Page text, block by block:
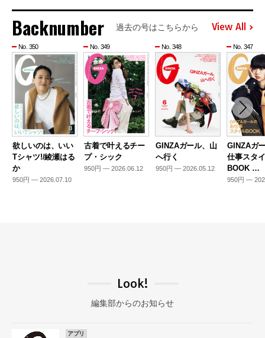
Backnumber 過去の号はこちらから View All
No. 350
欲しいのは、いい
Tシャツ!/綾瀬はる
か
950円 — 2026.07.10
No. 349
古着で叶えるチー
プ・シック
950円 — 2026.06.12
No. 348
GINZAガール、山
へ行く
950円 — 2026.05.12
No. 347
GINZAガ
仕事スタ
BOOK …
950円 —
Look!
編集部からのお知らせ
アプリ